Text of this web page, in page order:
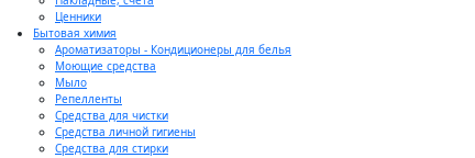
Ценники
Бытовая химия
Ароматизаторы - Кондиционеры для белья
Моющие средства
Мыло
Репелленты
Средства для чистки
Средства личной гигиены
Средства для стирки